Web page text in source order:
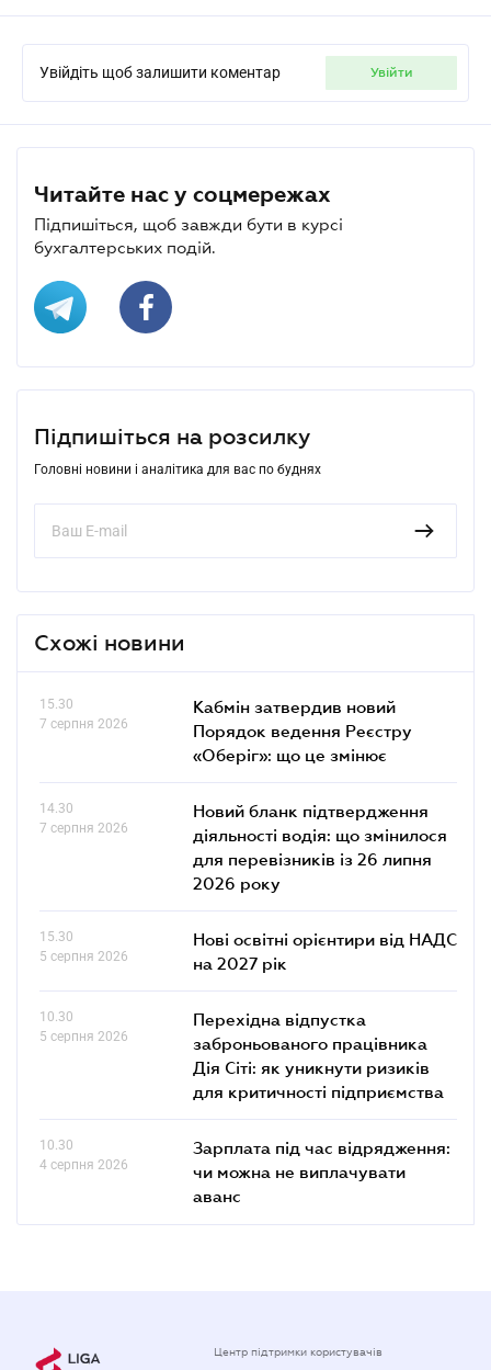
Увійдіть щоб залишити коментар увійти
Читайте нас у соцмережах
Підпишіться, щоб завжди бути в курсі
бухгалтерських подій.
Підпишіться на розсилку
Головні новини і аналітика для вас по буднях
Схожі новини
15.30
7 серпня 2026
Кабмін затвердив новий
Порядок ведення Реєстру
«Оберіг»: що це змінює
14.30
7 серпня 2026
Новий бланк підтвердження
діяльності водія: що змінилося
для перевізників із 26 липня
2026 року
15.30
5 серпня 2026
Нові освітні орієнтири від НАДС
на 2027 рік
10.30
5 серпня 2026
Перехідна відпустка
заброньованого працівника
Дія Сіті: як уникнути ризиків
для критичності підприємства
10.30
4 серпня 2026
Зарплата під час відрядження:
чи можна не виплачувати
аванс
Центр підтримки користувачів